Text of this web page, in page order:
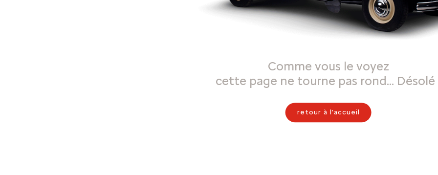
Comme vous le voyez
cette page ne tourne pas rond… Désolé
retour à l'accueil